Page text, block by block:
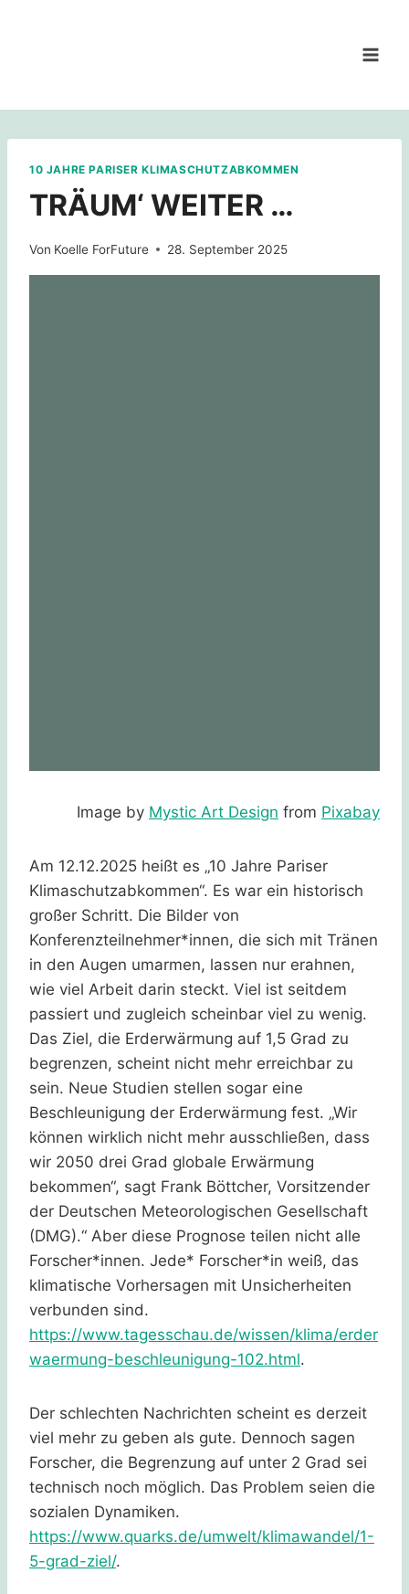
10 JAHRE PARISER KLIMASCHUTZABKOMMEN
TRÄUM‘ WEITER …
Von Koelle ForFuture 28. September 2025
Image by Mystic Art Design from Pixabay
Am 12.12.2025 heißt es „10 Jahre Pariser
Klimaschutzabkommen“. Es war ein historisch
großer Schritt. Die Bilder von
Konferenzteilnehmer*innen, die sich mit Tränen
in den Augen umarmen, lassen nur erahnen,
wie viel Arbeit darin steckt. Viel ist seitdem
passiert und zugleich scheinbar viel zu wenig.
Das Ziel, die Erderwärmung auf 1,5 Grad zu
begrenzen, scheint nicht mehr erreichbar zu
sein. Neue Studien stellen sogar eine
Beschleunigung der Erderwärmung fest. „Wir
können wirklich nicht mehr ausschließen, dass
wir 2050 drei Grad globale Erwärmung
bekommen“, sagt Frank Böttcher, Vorsitzender
der Deutschen Meteorologischen Gesellschaft
(DMG).“ Aber diese Prognose teilen nicht alle
Forscher*innen. Jede* Forscher*in weiß, das
klimatische Vorhersagen mit Unsicherheiten
verbunden sind.
https://www.tagesschau.de/wissen/klima/erder
waermung-beschleunigung-102.html.
Der schlechten Nachrichten scheint es derzeit
viel mehr zu geben als gute. Dennoch sagen
Forscher, die Begrenzung auf unter 2 Grad sei
technisch noch möglich. Das Problem seien die
sozialen Dynamiken.
https://www.quarks.de/umwelt/klimawandel/1-
5-grad-ziel/.